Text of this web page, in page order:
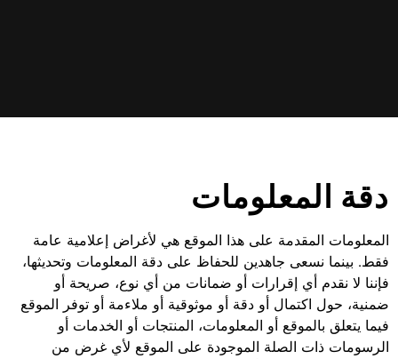
دقة المعلومات
المعلومات المقدمة على هذا الموقع هي لأغراض إعلامية عامة
فقط. بينما نسعى جاهدين للحفاظ على دقة المعلومات وتحديثها،
فإننا لا نقدم أي إقرارات أو ضمانات من أي نوع، صريحة أو
ضمنية، حول اكتمال أو دقة أو موثوقية أو ملاءمة أو توفر الموقع
فيما يتعلق بالموقع أو المعلومات، المنتجات أو الخدمات أو
الرسومات ذات الصلة الموجودة على الموقع لأي غرض من